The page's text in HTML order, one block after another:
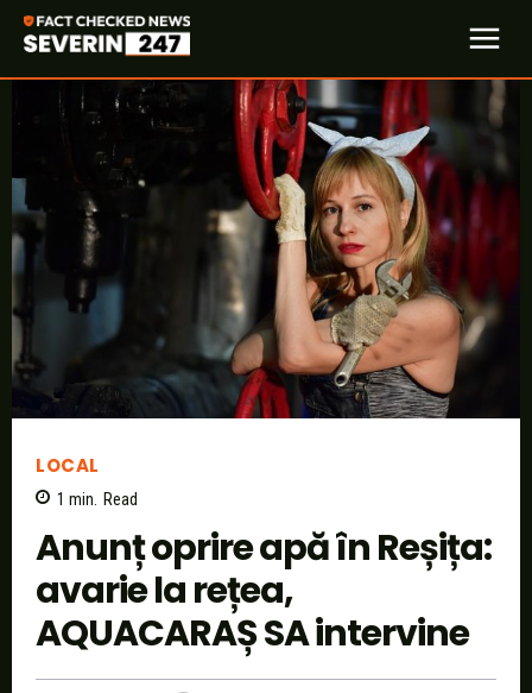
LOCAL
1 min. Read
Anunț oprire apă în Reșița:
avarie la rețea,
AQUACARAȘ SA intervine